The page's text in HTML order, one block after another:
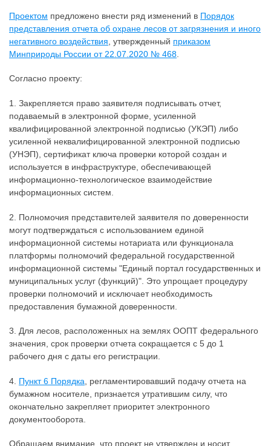
Проектом предложено внести ряд изменений в Порядок
представления отчета об охране лесов от загрязнения и иного
негативного воздействия , утвержденный приказом
Минприроды России от 22.07.2020 № 468
Согласно проекту:
1. Закрепляется право заявителя подписывать отчет,
подаваемый в электронной форме, усиленной
квалифицированной электронной подписью (УКЭП) либо
усиленной неквалифицированной электронной подписью
(УНЭП), сертификат ключа проверки которой создан и
используется в инфраструктуре, обеспечивающей
информационно-технологическое взаимодействие
информационных систем.
2. Полномочия представителей заявителя по доверенности
могут подтверждаться с использованием единой
информационной системы нотариата или функционала
платформы полномочий федеральной государственной
информационной системы "Единый портал государственных и
муниципальных услуг (функций)". Это упрощает процедуру
проверки полномочий и исключает необходимость
предоставления бумажной доверенности.
3. Для лесов, расположенных на землях ООПТ федерального
значения, срок проверки отчета сокращается с 5 до 1
рабочего дня с даты его регистрации.
4. Пункт 6 Порядка , регламентировавший подачу отчета на
бумажном носителе, признается утратившим силу, что
окончательно закрепляет приоритет электронного
документооборота.
Обращаем внимание, что проект не утвержден и носит